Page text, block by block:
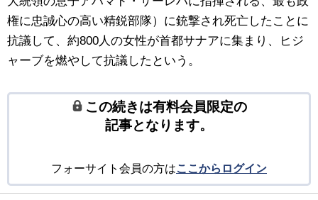
権に忠誠心の高い精鋭部隊）に銃撃され死亡したことに
抗議して、約800人の女性が首都サナアに集まり、ヒジ
ャーブを燃やして抗議したという。
この続きは有料会員限定の
記事となります。
フォーサイト会員の方はここからログイン